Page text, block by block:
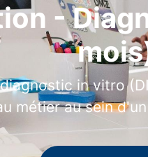
-
in vitro
métier au sein